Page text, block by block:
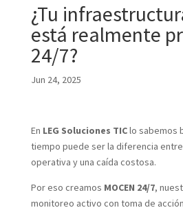
¿Tu
está realmente
24/7?
Jun 24, 2025
En LEG Soluciones TIClo sabemos
tiempo puede ser la diferencia
operativa y una caída costosa.
Por eso creamos MOCEN 24/7,
monitoreo activo con toma de